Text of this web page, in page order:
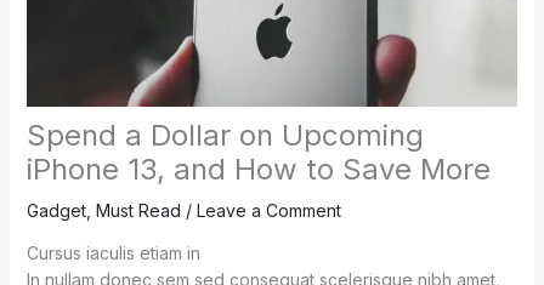
Spend a Dollar on Upcoming
iPhone 13, and How to Save More
Gadget, Must Read / Leave a Comment
Cursus iaculis etiam in
In nullam donec sem sed consequat scelerisque nibh amet,